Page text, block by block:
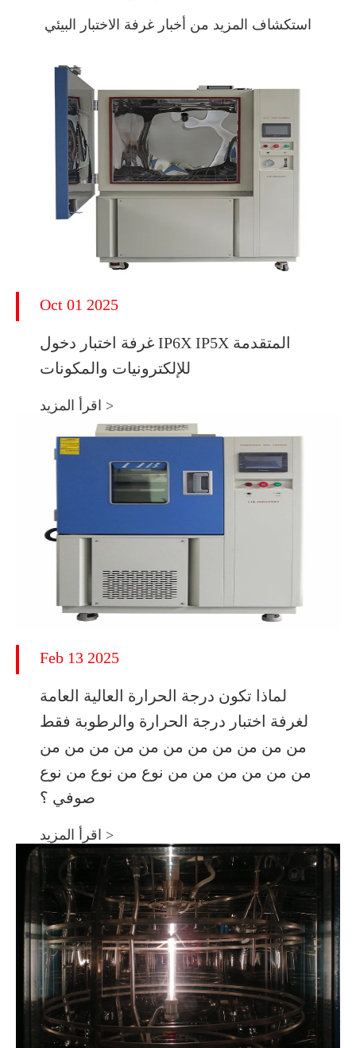
استكشاف المزيد من أخبار غرفة الاختبار البيئي
Oct 01 2025
غرفة اختبار دخول IP6X IP5X المتقدمة
للإلكترونيات والمكونات
اقرأ المزيد >
Feb 13 2025
لماذا تكون درجة الحرارة العالية العامة
لغرفة اختبار درجة الحرارة والرطوبة فقط
من من من من من من من من من من من
من من من من من من نوع من نوع من نوع
صوفي ؟
اقرأ المزيد >